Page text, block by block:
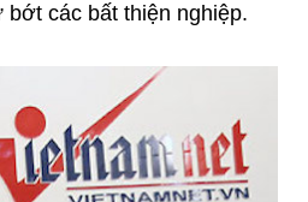
các bất thiện nghiệp.